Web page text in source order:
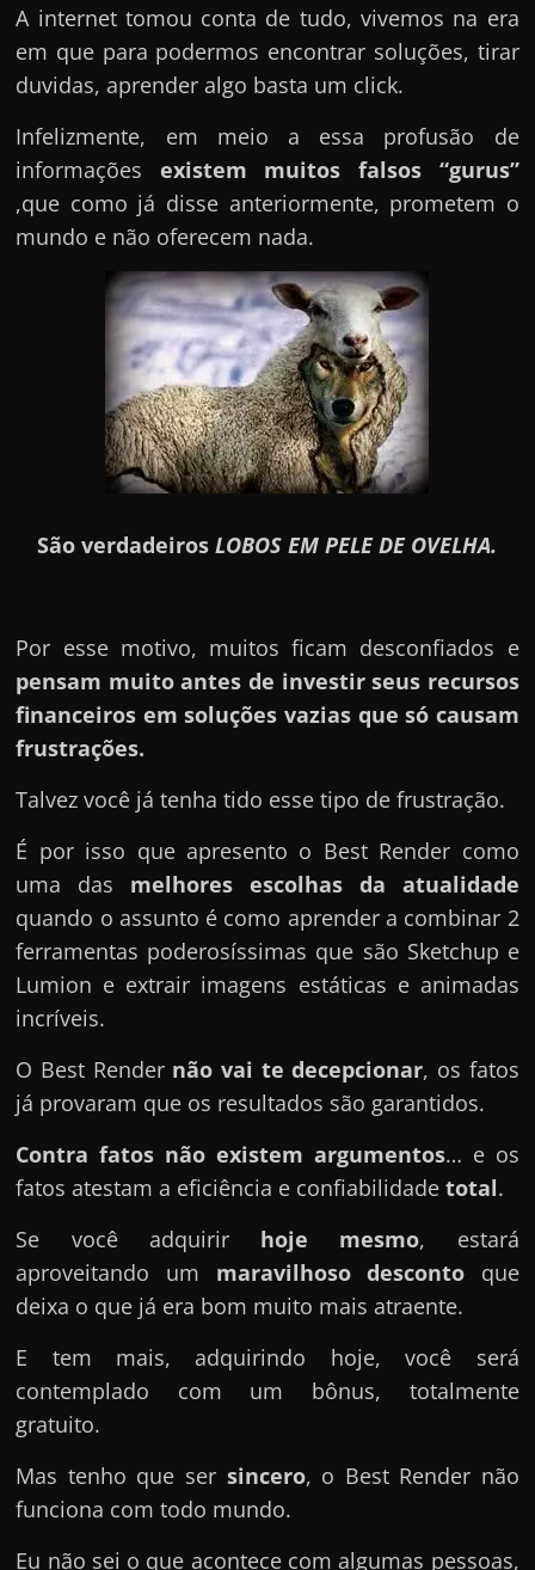
A internet tomou conta de tudo, vivemos na era
em que para podermos encontrar soluções, tirar
duvidas, aprender algo basta um click.
Infelizmente, em meio a essa profusão de
informações existem muitos falsos “gurus”
,que como já disse anteriormente, prometem o
mundo e não oferecem nada.
São verdadeirosLOBOS EM PELE DE OVELHA.
Por esse motivo, muitos ficam desconfiados e
pensam muito antes de investir seus recursos
financeiros em soluções vazias que só causam
frustrações.
Talvez você já tenha tido esse tipo de frustração.
É por isso que apresento o Best Render como
uma das melhores escolhas da atualidade
quando o assunto é como aprender a combinar 2
ferramentas poderosíssimas que são Sketchup e
Lumion e extrair imagens estáticas e animadas
incríveis.
O Best Render não vai te decepcionar, os fatos
já provaram que os resultados são garantidos.
Contra fatos não existem argumentos… e os
fatos atestam a eficiência e confiabilidadetotal.
Se você adquirir hoje mesmo, estará
aproveitando um maravilhoso desconto que
deixa o que já era bom muito mais atraente.
E tem mais, adquirindo hoje, você será
contemplado com um bônus, totalmente
gratuito.
Mas tenho que ser sincero, o Best Render não
funciona com todo mundo.
Eu não sei o que acontece com algumas pessoas,